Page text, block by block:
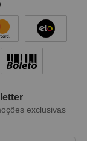
exclusivas